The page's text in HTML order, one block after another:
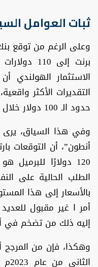
ثبات العوامل
وعلى الرغم من توقع
التقديرات الأكثر
حدود الـ 100 دولار خلال العام الحالي.
وفي هذا السياق، يرى
120 دولارًا
الطلب الحالية على
بالأسعار إلى هذا
أمر ا غير مقبول
إليه ذلك من تضخم في
وهكذا، فإن من